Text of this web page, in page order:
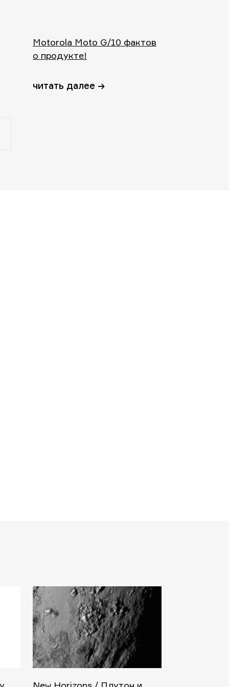
Motorola Moto G/10 фактов
о продукте!
читать далее →